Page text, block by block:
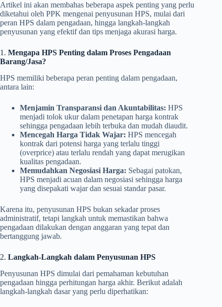
Artikel ini akan membahas beberapa aspek penting yang perlu
diketahui oleh PPK mengenai penyusunan HPS, mulai dari
peran HPS dalam pengadaan, hingga langkah-langkah
penyusunan yang efektif dan tips menjaga akurasi harga.
1. Mengapa HPS Penting dalam Proses Pengadaan
Barang/Jasa?
HPS memiliki beberapa peran penting dalam pengadaan,
antara lain:
Menjamin Transparansi dan Akuntabilitas: HPS
menjadi tolok ukur dalam penetapan harga kontrak
sehingga pengadaan lebih terbuka dan mudah diaudit.
Mencegah Harga Tidak Wajar: HPS mencegah
kontrak dari potensi harga yang terlalu tinggi
(overprice) atau terlalu rendah yang dapat merugikan
kualitas pengadaan.
Memudahkan Negosiasi Harga: Sebagai patokan,
HPS menjadi acuan dalam negosiasi sehingga harga
yang disepakati wajar dan sesuai standar pasar.
Karena itu, penyusunan HPS bukan sekadar proses
administratif, tetapi langkah untuk memastikan bahwa
pengadaan dilakukan dengan anggaran yang tepat dan
bertanggung jawab.
2. Langkah-Langkah dalam Penyusunan HPS
Penyusunan HPS dimulai dari pemahaman kebutuhan
pengadaan hingga perhitungan harga akhir. Berikut adalah
langkah-langkah dasar yang perlu diperhatikan: